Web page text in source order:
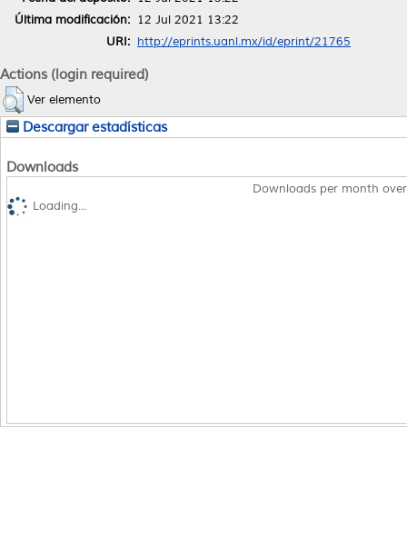
Última modificación: 12 Jul 2021 13:22
URI: http://eprints.uanl.mx/id/eprint/21765
Actions (login required)
Ver elemento
Descargar estadísticas
Downloads
Downloads per month
Loading...